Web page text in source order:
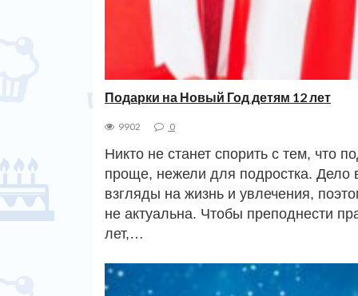
Подарки на Новый Год детям 12 лет
9902 0
Никто не станет спорить с тем, что
проще, нежели для подростка. Дело
взгляды на жизнь и увлечения,
не актуальна. Чтобы преподнести
лет,…